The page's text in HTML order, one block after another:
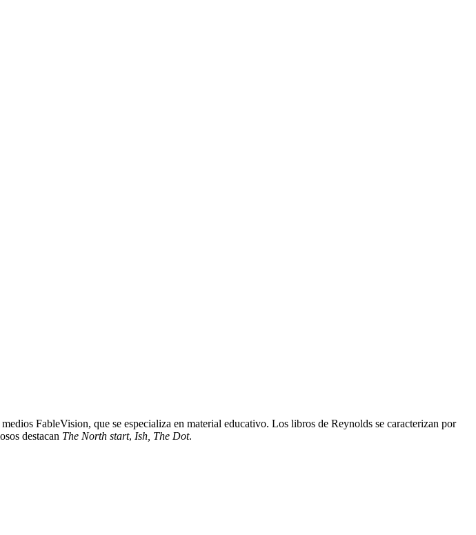
FableVision, que se especializa en material educativo. Los libros de Reynolds se caracterizan por
destacan The North start, Ish, The Dot.